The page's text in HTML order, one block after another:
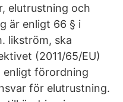
elutrustning och
är enligt 66 § i
likström, ska
(2011/65/EU)
enligt förordning
för elutrustning.